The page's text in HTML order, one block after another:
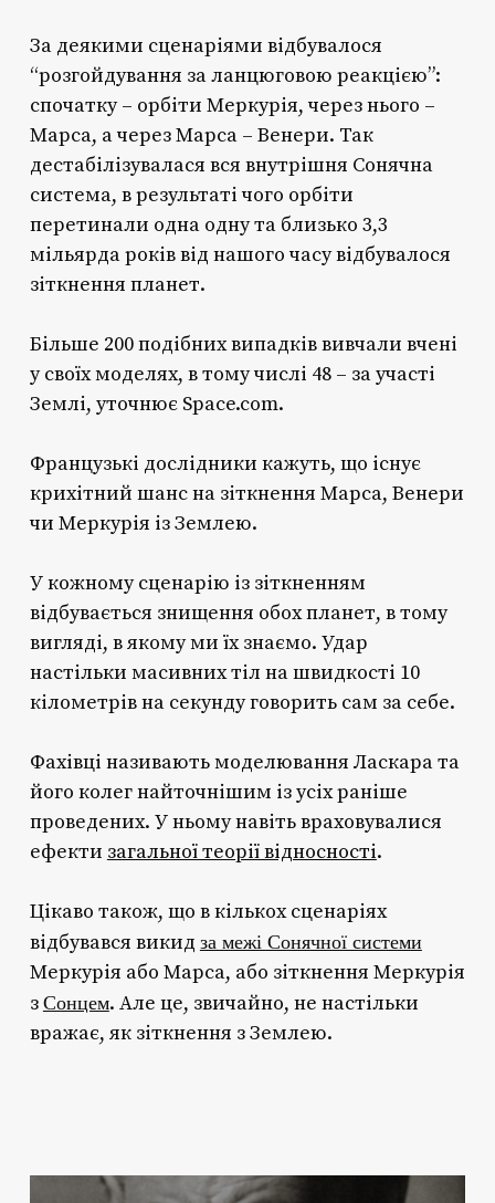
За деякими сценаріями відбувалося
“розгойдування за ланцюговою реакцією”:
спочатку – орбіти Меркурія, через нього –
Марса, а через Марса – Венери. Так
дестабілізувалася вся внутрішня Сонячна
система, в результаті чого орбіти
перетинали одна одну та близько 3,3
мільярда років від нашого часу відбувалося
зіткнення планет.
Більше 200 подібних випадків вивчали вчені
у своїх моделях, в тому числі 48 – за участі
Землі, уточнює Space.com.
Французькі дослідники кажуть, що існує
крихітний шанс на зіткнення Марса, Венери
чи Меркурія із Землею.
У кожному сценарію із зіткненням
відбувається знищення обох планет, в тому
вигляді, в якому ми їх знаємо. Удар
настільки масивних тіл на швидкості 10
кілометрів на секунду говорить сам за себе.
Фахівці називають моделювання Ласкара та
його колег найточнішим із усіх раніше
проведених. У ньому навіть враховувалися
ефекти загальної теорії відносності.
Цікаво також, що в кількох сценаріях
відбувався викид за межі Сонячної системи
Меркурія або Марса, або зіткнення Меркурія
зСонцем. Але це, звичайно, не настільки
вражає, як зіткнення з Землею.